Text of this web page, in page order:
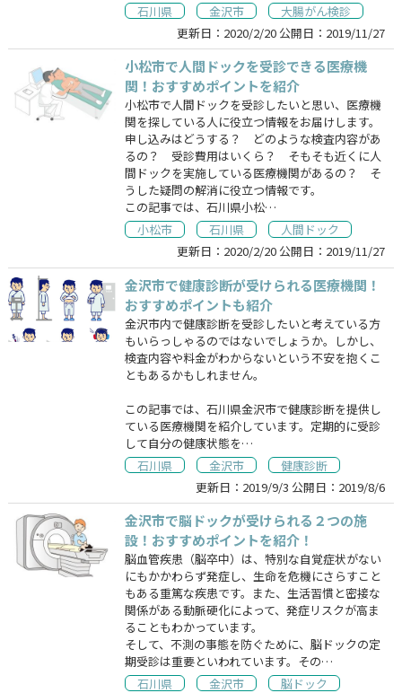
石川県
金沢市
大腸がん検診
更新日： 2020/2/20 公開日： 2019/11/27
小松市で人間ドックを受診できる医療機
関！おすすめポイントを紹介
小松市で人間ドックを受診したいと思い、医療機
関を探している人に役立つ情報をお届けします。
申し込みはどうする？ どのような検査内容があ
るの？ 受診費用はいくら？ そもそも近くに人
間ドックを実施している医療機関があるの？ そ
うした疑問の解消に役立つ情報です。
この記事では、石川県小松…
小松市
石川県
人間ドック
更新日： 2020/2/20 公開日： 2019/11/27
金沢市で健康診断が受けられる医療機関！
おすすめポイントも紹介
金沢市内で健康診断を受診したいと考えている方
もいらっしゃるのではないでしょうか。しかし、
検査内容や料金がわからないという不安を抱くこ
ともあるかもしれません。
この記事では、石川県金沢市で健康診断を提供し
ている医療機関を紹介しています。定期的に受診
して自分の健康状態を…
石川県
金沢市
健康診断
更新日： 2019/9/3 公開日： 2019/8/6
金沢市で脳ドックが受けられる２つの施
設！おすすめポイントを紹介！
脳血管疾患（脳卒中）は、特別な自覚症状がない
にもかかわらず発症し、生命を危機にさらすこと
もある重篤な疾患です。また、生活習慣と密接な
関係がある動脈硬化によって、発症リスクが高ま
ることもわかっています。
そして、不測の事態を防ぐために、脳ドックの定
期受診は重要といわれています。その…
石川県
金沢市
脳ドック